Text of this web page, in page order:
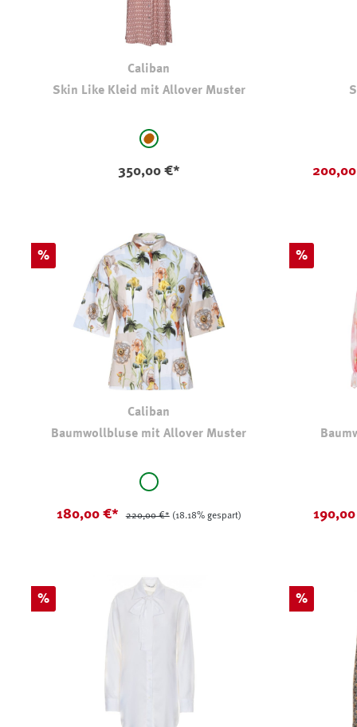
Caliban
Skin Like Kleid mit Allover Muster
auswählenbraun - gemustert
350,00 €*
Rabatt
%
Caliban
Baumwollbluse mit Allover Muster
auswählenweiß - geblümt
180,00 €* 220,00 €* (18.18% gespart)
Rabatt
%
Rabatt
% Rabatt
%